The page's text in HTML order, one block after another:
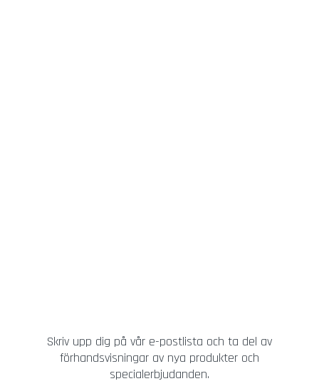
Skriv upp dig på vår e-postlista och ta del av
förhandsvisningar av nya produkter och
specialerbjudanden.